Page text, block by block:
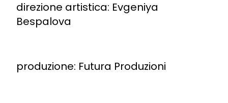
direzione artistica: Evgeniya
Bespalova
produzione: Futura Produzioni